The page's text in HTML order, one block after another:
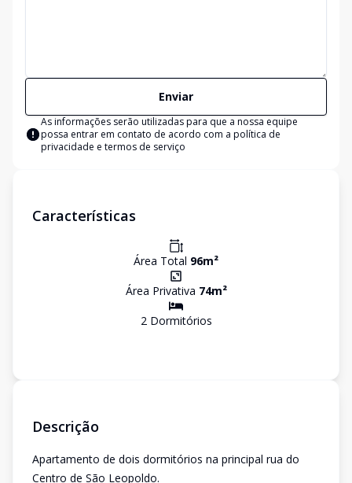
Enviar
As informações serão utilizadas para que a nossa equipe
possa entrar em contato de acordo com a política de
privacidade e termos de serviço
Características
Área Total 96m²
Área Privativa 74m²
2Dormitórios
Descrição
Apartamento de dois dormitórios na principal rua do
Centro de São Leopoldo.